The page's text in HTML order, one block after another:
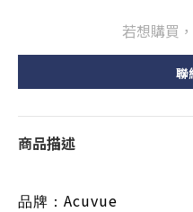
若想購買
聯
商品描述
品牌： Acuvue